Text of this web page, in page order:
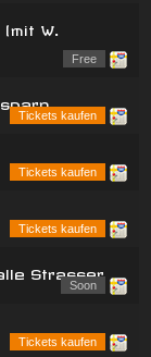
W.
Free
Tickets kaufen
Tickets kaufen
Tickets kaufen
Strasser
Soon
Tickets kaufen